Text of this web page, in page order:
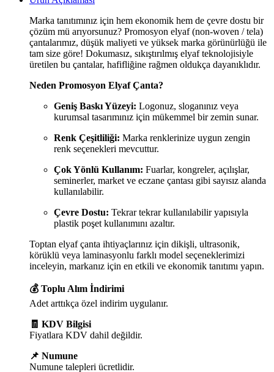
Marka tanıtımınız için hem ekonomik hem de çevre dostu bir
çözüm mü arıyorsunuz? Promosyon elyaf (non-woven / tela)
çantalarımız, düşük maliyeti ve yüksek marka görünürlüğü ile
tam size göre! Dokumasız, sıkıştırılmış elyaf teknolojisiyle
üretilen bu çantalar, hafifliğine rağmen oldukça dayanıklıdır.
Neden Promosyon Elyaf Çanta?
Geniş Baskı Yüzeyi: Logonuz, sloganınız veya
kurumsal tasarımınız için mükemmel bir zemin sunar.
Renk Çeşitliliği: Marka renklerinize uygun zengin
renk seçenekleri mevcuttur.
Çok Yönlü Kullanım: Fuarlar, kongreler, açılışlar,
seminerler, market ve eczane çantası gibi sayısız alanda
kullanılabilir.
Çevre Dostu: Tekrar tekrar kullanılabilir yapısıyla
plastik poşet kullanımını azaltır.
Toptan elyaf çanta ihtiyaçlarınız için dikişli, ultrasonik,
körüklü veya laminasyonlu farklı model seçeneklerimizi
inceleyin, markanız için en etkili ve ekonomik tanıtımı yapın.
💰 Toplu Alım İndirimi
Adet arttıkça özel indirim uygulanır.
🧾 KDV Bilgisi
Fiyatlara KDV dahil değildir.
📌 Numune
Numune talepleri ücretlidir.